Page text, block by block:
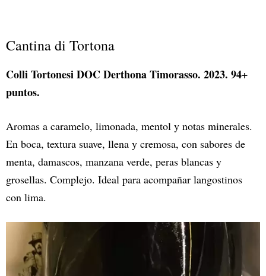
Cantina di Tortona
Colli Tortonesi DOC Derthona Timorasso. 2023. 94+
puntos.
Aromas a caramelo, limonada, mentol y notas minerales.
En boca, textura suave, llena y cremosa, con sabores de
menta, damascos, manzana verde, peras blancas y
grosellas. Complejo. Ideal para acompañar langostinos
con lima.